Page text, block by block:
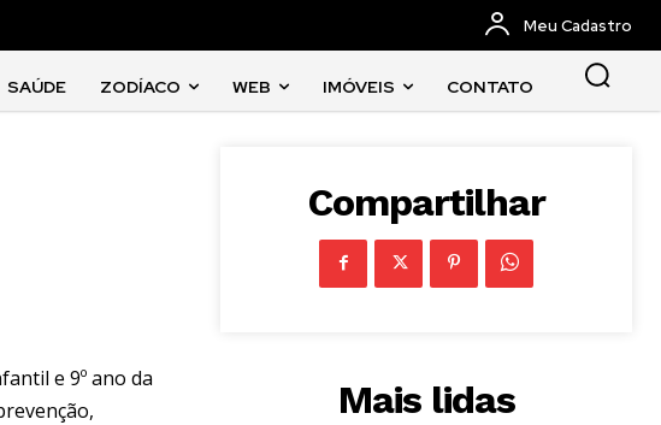
Meu Cadastro
SAÚDE ZODÍACO WEB IMÓVEIS CONTATO
e 9º ano da
Compartilhar
Mais lidas